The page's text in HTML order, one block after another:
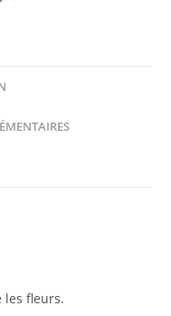
les fleurs.